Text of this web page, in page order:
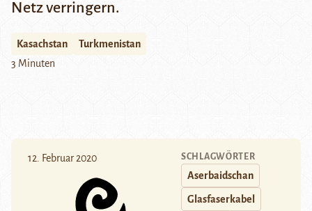
Netz verringern.
Kasachstan
Turkmenistan
3 Minuten
12. Februar 2020 SCHLAGWÖRTER
Aserbaidschan
Glasfaserkabel